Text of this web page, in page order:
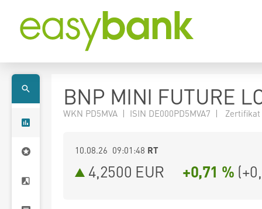
BNP MINI FUTURE
WKN PD5MVA | ISIN DE000PD5MVA7 | Zertifikat
10.08.26 09:01:48 RT
4,2500 EUR +0,71 % (